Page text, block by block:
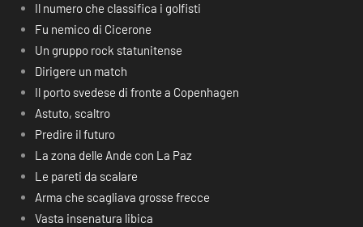
Il numero che classifica i golfisti
Fu nemico di Cicerone
Un gruppo rock statunitense
Dirigere un match
Il porto svedese di fronte a Copenhagen
Astuto, scaltro
Predire il futuro
La zona delle Ande con La Paz
Le pareti da scalare
Arma che scagliava grosse frecce
Vasta insenatura libica